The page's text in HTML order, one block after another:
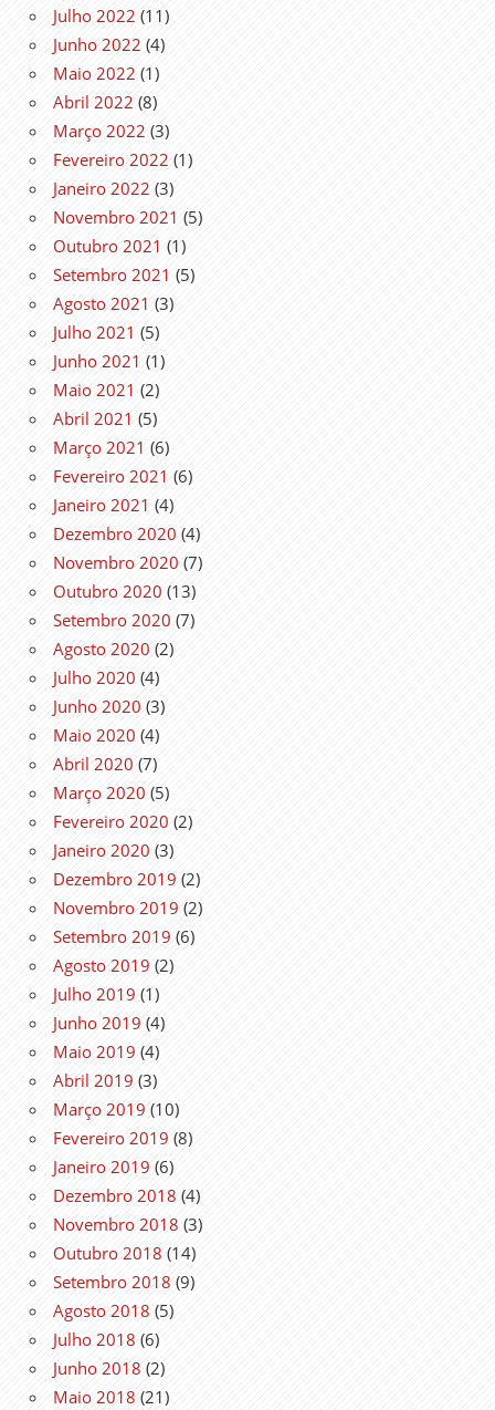
Julho 2022 (11)
Junho 2022 (4)
Maio 2022 (1)
Abril 2022 (8)
Março 2022 (3)
Fevereiro 2022 (1)
Janeiro 2022 (3)
Novembro 2021 (5)
Outubro 2021 (1)
Setembro 2021 (5)
Agosto 2021 (3)
Julho 2021 (5)
Junho 2021 (1)
Maio 2021 (2)
Abril 2021 (5)
Março 2021 (6)
Fevereiro 2021 (6)
Janeiro 2021 (4)
Dezembro 2020 (4)
Novembro 2020 (7)
Outubro 2020 (13)
Setembro 2020 (7)
Agosto 2020 (2)
Julho 2020 (4)
Junho 2020 (3)
Maio 2020 (4)
Abril 2020 (7)
Março 2020 (5)
Fevereiro 2020 (2)
Janeiro 2020 (3)
Dezembro 2019 (2)
Novembro 2019 (2)
Setembro 2019 (6)
Agosto 2019 (2)
Julho 2019 (1)
Junho 2019 (4)
Maio 2019 (4)
Abril 2019 (3)
Março 2019 (10)
Fevereiro 2019 (8)
Janeiro 2019 (6)
Dezembro 2018 (4)
Novembro 2018 (3)
Outubro 2018 (14)
Setembro 2018 (9)
Agosto 2018 (5)
Julho 2018 (6)
Junho 2018 (2)
Maio 2018 (21)